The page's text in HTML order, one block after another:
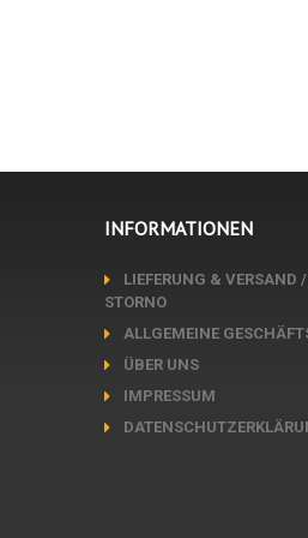
INFORMATIONEN
LIEFERUNG & VERSAND
STORNO
ALLGEMEINE
ÜBER UNS
IMPRESSUM